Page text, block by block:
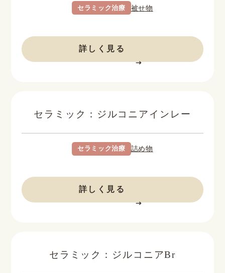
セラミック治療 被せ物
詳しく見る
セラミック：ジルコニアインレー
セラミック治療 詰め物
詳しく見る
セラミック：ジルコニアBr